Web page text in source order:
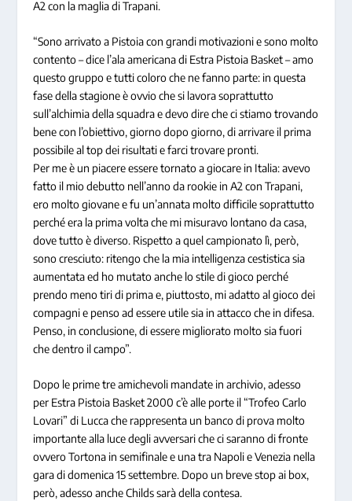
A2 con la maglia di Trapani.
“Sono arrivato a Pistoia con grandi motivazioni e sono molto
contento – dice l’ala americana di Estra Pistoia Basket – amo
questo gruppo e tutti coloro che ne fanno parte: in questa
fase della stagione è ovvio che si lavora soprattutto
sull’alchimia della squadra e devo dire che ci stiamo trovando
bene con l’obiettivo, giorno dopo giorno, di arrivare il prima
possibile al top dei risultati e farci trovare pronti.
Per me è un piacere essere tornato a giocare in Italia: avevo
fatto il mio debutto nell’anno da rookie in A2 con Trapani,
ero molto giovane e fu un’annata molto difficile soprattutto
perché era la prima volta che mi misuravo lontano da casa,
dove tutto è diverso. Rispetto a quel campionato lì, però,
sono cresciuto: ritengo che la mia intelligenza cestistica sia
aumentata ed ho mutato anche lo stile di gioco perché
prendo meno tiri di prima e, piuttosto, mi adatto al gioco dei
compagni e penso ad essere utile sia in attacco che in difesa.
Penso, in conclusione, di essere migliorato molto sia fuori
che dentro il campo”.
Dopo le prime tre amichevoli mandate in archivio, adesso
per Estra Pistoia Basket 2000 c’è alle porte il “Trofeo Carlo
Lovari” di Lucca che rappresenta un banco di prova molto
importante alla luce degli avversari che ci saranno di fronte
ovvero Tortona in semifinale e una tra Napoli e Venezia nella
gara di domenica 15 settembre. Dopo un breve stop ai box,
però, adesso anche Childs sarà della contesa.